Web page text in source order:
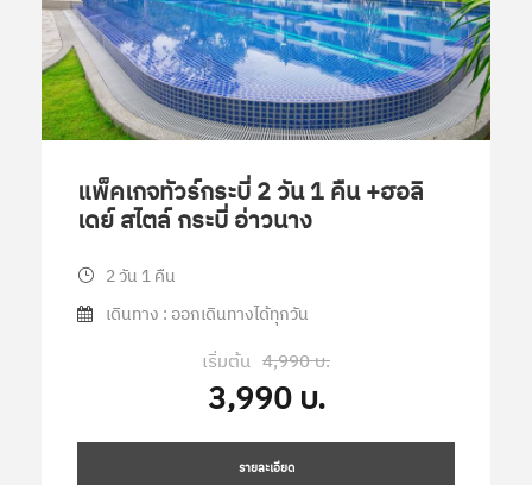
แพ็คเกจทัวร์กระบี่ 2 วัน 1 คืน +ฮอลิ
เดย์ สไตล์ กระบี่ อ่าวนาง
2 วัน 1 คืน
เดินทาง : ออกเดินทางได้ทุกวัน
เริ่มต้น 4,990 บ.
3,990 บ.
รายละเอียด